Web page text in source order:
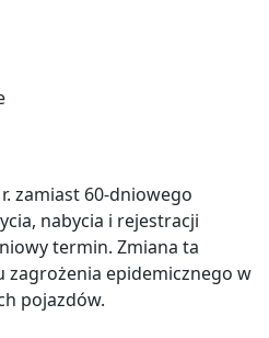
zamiast 60-dniowego
nabycia i rejestracji
termin. Zmiana ta
zagrożenia epidemicznego w
pojazdów.